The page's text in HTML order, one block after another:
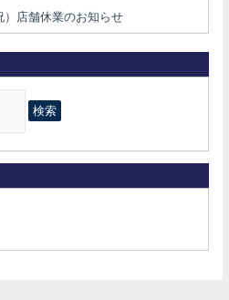
店舗休業のお知らせ